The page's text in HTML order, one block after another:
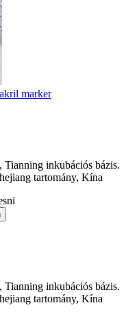
marker
Tianning inkubációs bázis.
tartomány, Kína
Tianning inkubációs bázis.
tartomány, Kína